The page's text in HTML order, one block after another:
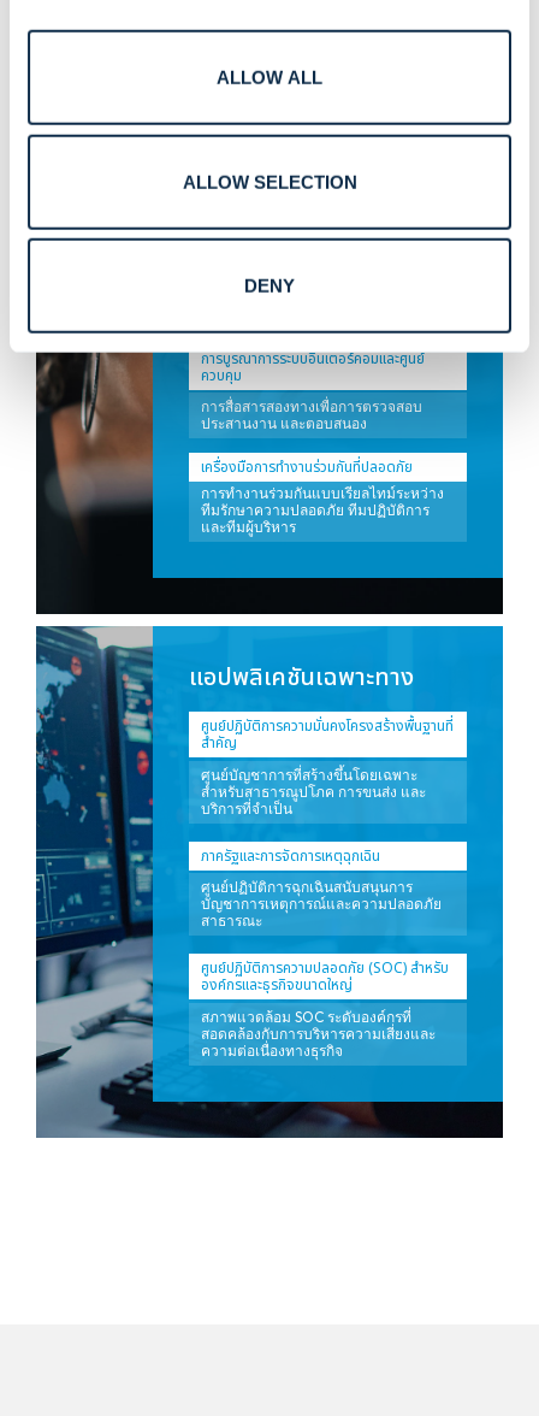
ALLOW ALL
ALLOW SELECTION
DENY
การสื่อสารและการทำงาน
ร่วมกันแบบบูรณาการ
การแจ้งเตือนและการเรียกตัวจำนวนมาก
ณาการเข้ากับขั้นตอนการทำงานของศูนย์
ปฏิบัติการด้านความปลอดภัย (SOC)
การบูรณาการระบบอินเตอร์คอมและศูนย์
ควบคุม
การสื่อสารสองทางเพื่อการตรวจสอบ
ประสานงาน และตอบสนอง
เครื่องมือการทำงานร่วมกันที่ปลอดภัย
การทำงานร่วมกันแบบเรียลไทม์ระหว่าง
ทีมรักษาความปลอดภัย ทีมปฏิบัติการ
และทีมผู้บริหาร
แอปพลิเคชันเฉพาะทาง
ศูนย์ปฏิบัติการความมั่นคงโครงสร้างพื้นฐานที่
สำคัญ
ศูนย์บัญชาการที่สร้างขึ้นโดยเฉพาะ
สำหรับสาธารณูปโภค การขนส่ง และ
บริการที่จำเป็น
ภาครัฐและการจัดการเหตุฉุกเฉิน
ศูนย์ปฏิบัติการฉุกเฉินสนับสนุนการ
บัญชาการเหตุการณ์และความปลอดภัย
สาธารณะ
ศูนย์ปฏิบัติการความปลอดภัย (SOC) สำหรับ
องค์กรและธุรกิจขนาดใหญ่
สภาพแวดล้อม SOC ระดับองค์กรที่
สอดคล้องกับการบริหารความเสี่ยงและ
ความต่อเนื่องทางธุรกิจ